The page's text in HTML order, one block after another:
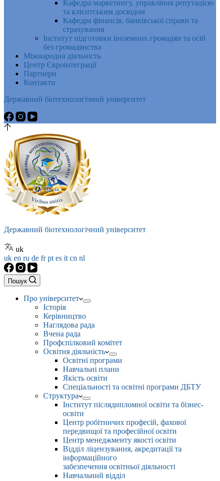
Кафедра маркетингу, управління репутацією
та клієнтським досвідом
Кафедра фінансів, банківської справи та
страхування
Інститут підготовки іноземних громадян та осіб
без громадянства
Міжнародна діяльність
Центр Євроінтеграції
Партнери
Контакти
Державний біотехнологічний університет
Державний біотехнологічний університет
uk
uk en ru de frpt es it cn nl
Пошук
Про університет
Історія
Керівництво
Наглядова рада
Вчена рада
Профспілковий комітет
Освітня діяльність
Освітні програми
Навчальні плани
Якість освіти
Спеціальності та освітні програми ДБТУ
Структура
Інститут післядипломної освіти та бізнес-
освіти
Центр робітничих професій, фахової
передвищої та професійної освіти
Центр менеджменту якості освіти
Відділ ліцензування, акредитації та
інформаційного
забезпечення освітньої діяльності
Навчальний відділ